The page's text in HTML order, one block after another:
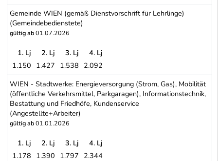
LINZ - Stadtwerke: Linz AG für Energie (Strom, Gas, Wärme),
Gemeinde WIEN (gemäß Dienstvorschrift für Lehrlinge)
(Gemeindebedienstete)
gültig ab01.07.2026
Gemeinde WIEN (gemäß Dienstvorschrift für Lehrlinge)
1. Lj 2. Lj 3. Lj
4. Lj
1.150 1.427 1.538 2.092
WIEN - Stadtwerke: Energieversorgung (Strom, Gas), Mobilität
(öffentliche Verkehrsmittel, Parkgaragen), Informationstechnik,
Bestattung und Friedhöfe, Kundenservice
(Angestellte+Arbeiter)
gültig ab01.01.2026
1. Lj 2. Lj 3. Lj
4. Lj
1.178 1.390 1.797 2.344